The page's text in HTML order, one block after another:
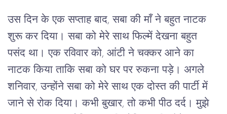
उस दिन के एक सप्ताह बाद, सबा की माँ ने बहुत नाटक
शुरू कर दिया। सबा को मेरे साथ फिल्में देखना बहुत
पसंद था। एक रविवार को, आंटी ने चक्कर आने का
नाटक किया ताकि सबा को घर पर रुकना पड़े। अगले
शनिवार, उन्होंने सबा को मेरे साथ एक दोस्त की पार्टी में
जाने से रोक दिया। कभी बुखार, तो कभी पीठ दर्द। मुझे